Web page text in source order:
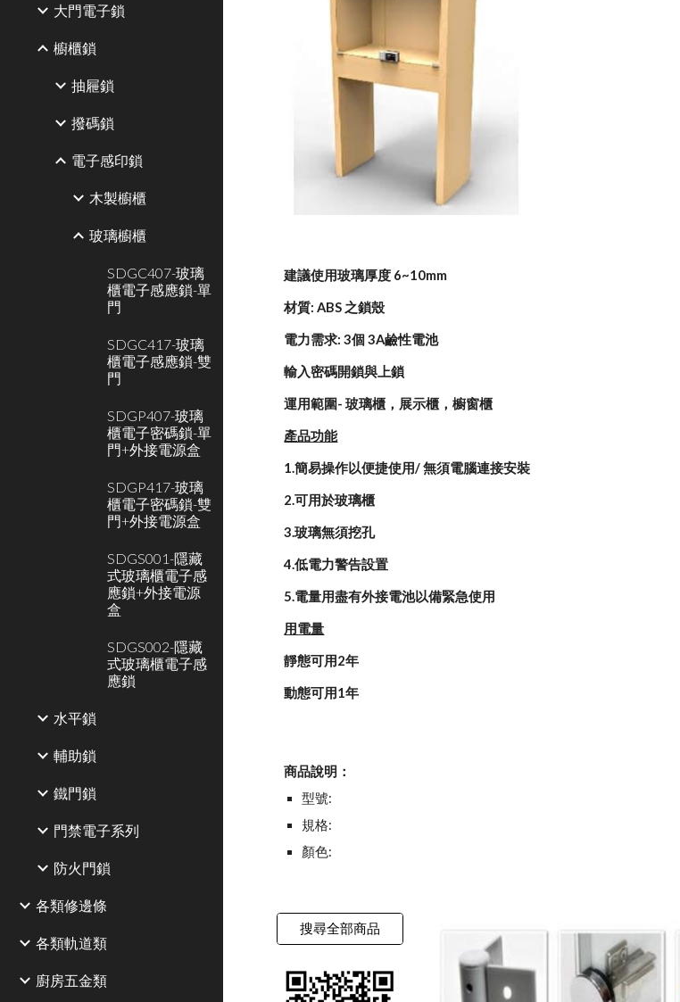
大門電子鎖
櫥櫃鎖
抽屜鎖
撥碼鎖
電子感印鎖
木製櫥櫃
玻璃櫥櫃
SDGC407-玻璃
櫃電子感應鎖-單
門
SDGC417-玻璃
櫃電子感應鎖-雙
門
SDGP407-玻璃
櫃電子密碼鎖-單
門+外接電源盒
SDGP417-玻璃
櫃電子密碼鎖-雙
門+外接電源盒
SDGS001-隱藏
式玻璃櫃電子感
應鎖+外接電源
盒
SDGS002-隱藏
式玻璃櫃電子感
應鎖
水平鎖
輔助鎖
鐵門鎖
門禁電子系列
防火門鎖
各類修邊條
各類軌道類
廚房五金類
建議使用玻璃厚度 6~10mm
材質: ABS 之鎖殼
電力需求: 3個 3A鹼性電池
輸入密碼開鎖與上鎖
運用範圍- 玻璃櫃，展示櫃，櫥窗櫃
產品功能
1.簡易操作以便捷使用/ 無須電腦連接安裝
2.可用於玻璃櫃
3.玻璃無須挖孔
4.低電力警告設置
5.電量用盡有外接電池以備緊急使用
用電量
靜態可用2年
動態可用1年
商品說明：
型號:
規格:
顏色:
搜尋全部商品